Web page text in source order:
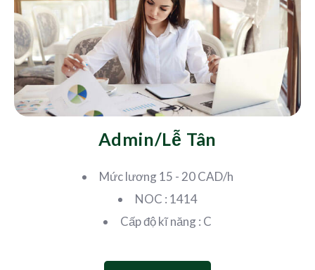
Admin/Lễ Tân
Mức lương 15 - 20 CAD/h
NOC : 1414
Cấp độ kĩ năng : C